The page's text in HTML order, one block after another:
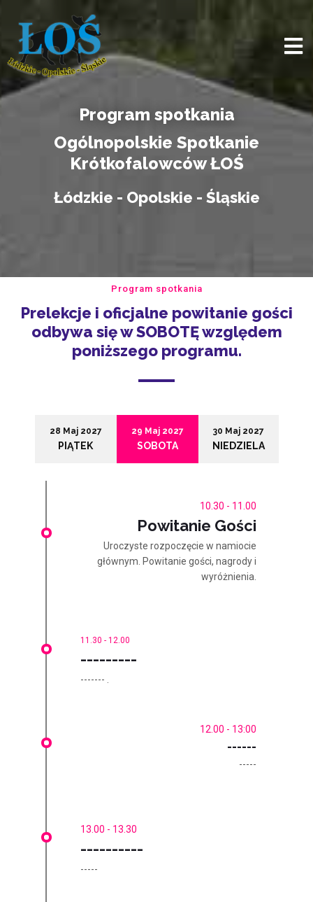
Program spotkania
Ogólnopolskie Spotkanie
Krótkofalowców ŁOŚ
Łódzkie - Opolskie - Śląskie
Program spotkania
Prelekcje i oficjalne powitanie gości
odbywa się w SOBOTĘ względem
poniższego programu.
28 Maj 2027
PIĄTEK
29 Maj 2027
SOBOTA
30 Maj 2027
NIEDZIELA
10.30 - 11.00
Powitanie Gości
Uroczyste rozpoczęcie w namiocie
głównym. Powitanie gości, nagrody i
wyróżnienia.
11.30 - 12.00
---------
------- .
12.00 - 13:00
------
-----
13.00 - 13.30
----------
-----